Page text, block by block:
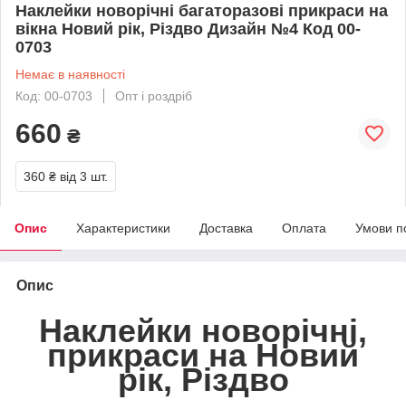
Наклейки новорічні багаторазові прикраси на
вікна Новий рік, Різдво Дизайн №4 Код 00-
0703
Немає в наявності
Код: 00-0703
Опт і роздріб
660 ₴
360 ₴ від 3 шт.
Опис Характеристики Доставка Оплата Умови
Опис
Наклейки новорічні,
прикраси на Новий
рік, Різдво